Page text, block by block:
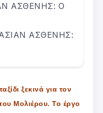
ΑΣΘΕΝΗΣ: Ο
ΑΣΘΕΝΗΣ:
ξεκινά για τον
Μολιέρου. Το έργο